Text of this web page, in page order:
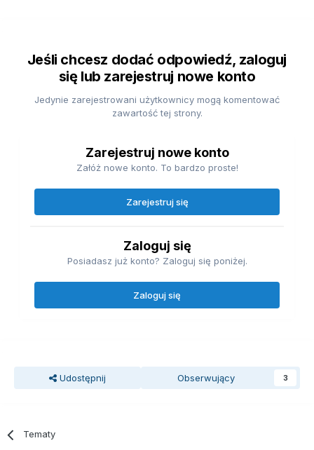
Jeśli chcesz dodać odpowiedź, zaloguj
się lub zarejestruj nowe konto
Jedynie zarejestrowani użytkownicy mogą komentować
zawartość tej strony.
Zarejestruj nowe konto
Załóż nowe konto. To bardzo proste!
Zarejestruj się
Zaloguj się
Posiadasz już konto? Zaloguj się poniżej.
Zaloguj się
Udostępnij Obserwujący 3
Tematy